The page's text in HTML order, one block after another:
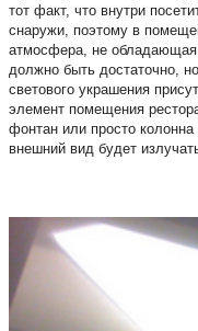
тот факт, что внутри
снаружи, поэтому в
атмосфера, не
должно быть достаточно,
светового украшения
элемент помещения
фонтан или просто
внешний вид будет